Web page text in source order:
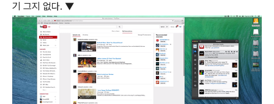
기 그지 없다. ▼